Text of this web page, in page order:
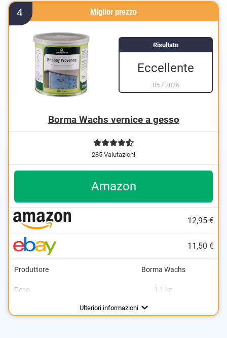
4 Miglior prezzo
Risultato
Eccellente
05/ 2026
Borma Wachs vernice a gesso
285 Valutazioni
Amazon
12,95 €
11,50 €
Produttore Borma Wachs
Peso
1,1 kg
Ulteriori informazioni